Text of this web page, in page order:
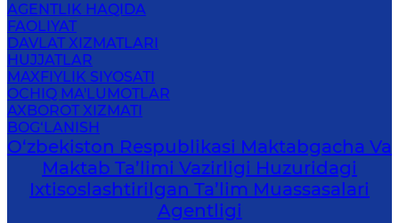
AGENTLIK HAQIDA
FAOLIYAT
DAVLAT XIZMATLARI
HUJJATLAR
MAXFIYLIK SIYOSATI
OCHIQ MA'LUMOTLAR
AXBOROT XIZMATI
BOG‘LANISH
O‘zbekiston Respublikasi Maktabgacha Va
Maktab Ta’limi Vazirligi Huzuridagi
Ixtisoslashtirilgan Ta’lim Muassasalari
Agentligi